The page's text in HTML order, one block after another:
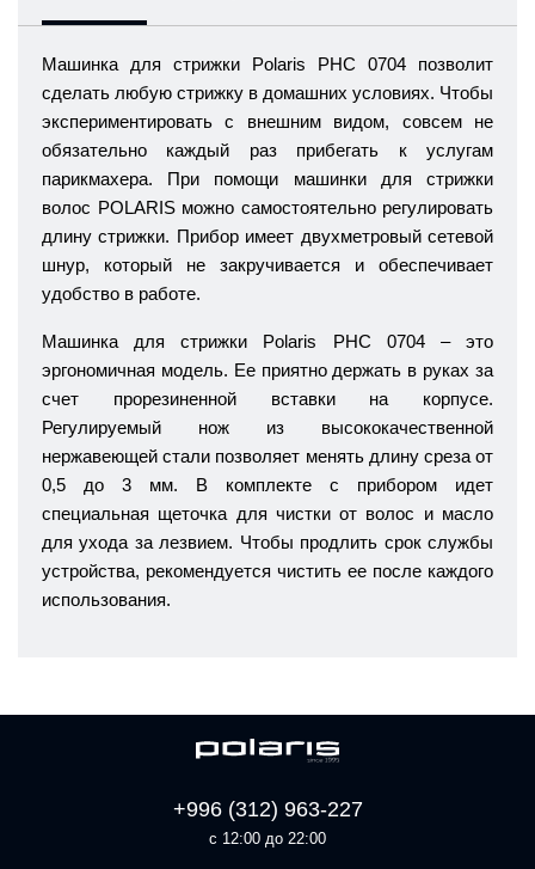
Машинка для стрижки Polaris PHC 0704 позволит
сделать любую стрижку в домашних условиях. Чтобы
экспериментировать с внешним видом, совсем не
обязательно каждый раз прибегать к услугам
парикмахера. При помощи машинки для стрижки
волос POLARIS можно самостоятельно регулировать
длину стрижки. Прибор имеет двухметровый сетевой
шнур, который не закручивается и обеспечивает
удобство в работе.
Машинка для стрижки Polaris PHC 0704 – это
эргономичная модель. Ее приятно держать в руках за
счет прорезиненной вставки на корпусе.
Регулируемый нож из высококачественной
нержавеющей стали позволяет менять длину среза от
0,5 до 3 мм. В комплекте с прибором идет
специальная щеточка для чистки от волос и масло
для ухода за лезвием. Чтобы продлить срок службы
устройства, рекомендуется чистить ее после каждого
использования.
+996 (312) 963-227
с 12:00 до 22:00